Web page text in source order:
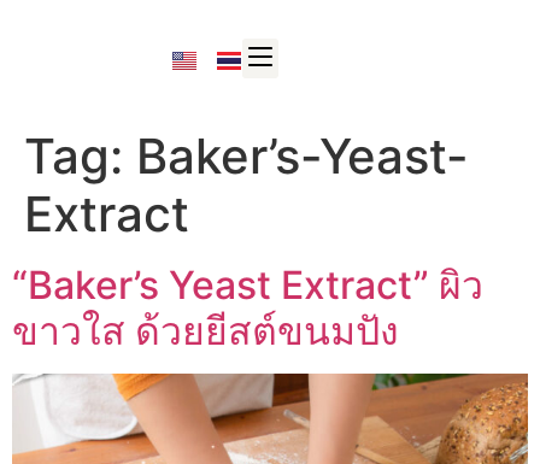
Tag: Baker’s-Yeast-
Extract
“Baker’s Yeast Extract” ผิว
ขาวใส ด้วยยีสต์ขนมปัง